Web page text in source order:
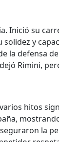
Inició su
y
defensa
Rimini,
hitos
la